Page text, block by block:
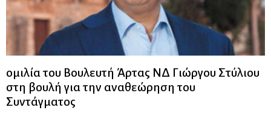
ομιλία του Βουλευτή Άρτας ΝΔ Γιώργου Στύλιου
στη βουλή για την αναθεώρηση του
Συντάγματος